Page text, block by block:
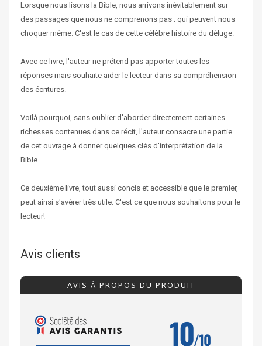
Lorsque nous lisons la Bible, nous arrivons inévitablement sur
des passages que nous ne comprenons pas ; qui peuvent nous
choquer même. C'est le cas de cette célèbre histoire du déluge.
Avec ce livre, l'auteur ne prétend pas apporter toutes les
réponses mais souhaite aider le lecteur dans sa compréhension
des écritures.
Voilà pourquoi, sans oublier d'aborder directement certaines
richesses contenues dans ce récit, l'auteur consacre une partie
de cet ouvrage à donner quelques clés d'interprétation de la
Bible.
Ce deuxième livre, tout aussi concis et accessible que le premier,
peut ainsi s'avérer très utile. C'est ce que nous souhaitons pour le
lecteur!
Avis clients
AVIS À PROPOS DU PRODUIT
10/10